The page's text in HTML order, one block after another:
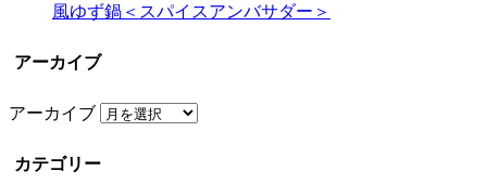
風ゆず鍋＜スパイスアンバサダー＞
アーカイブ
アーカイブ
カテゴリー